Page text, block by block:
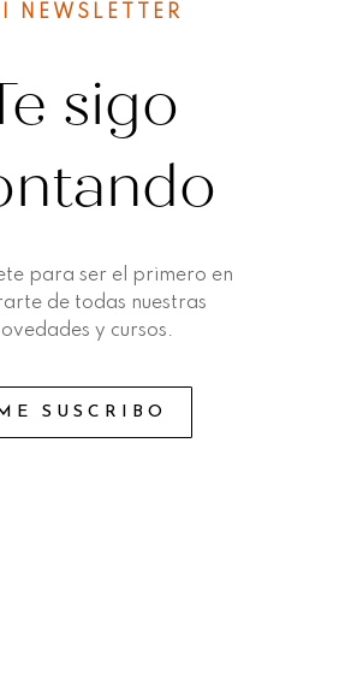
NEWSLETTER
sigo
para ser el primero en
de todas nuestras
y cursos.
SUSCRIBO